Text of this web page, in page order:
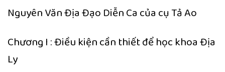
Nguyên Văn Địa Đạo Diễn Ca của cụ Tả Ao
Chương I : Điều kiện cần thiết để học khoa Địa
Ly